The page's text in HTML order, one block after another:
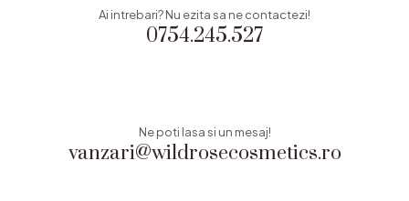
0754.245.527
Ai intrebari? Nu ezita sa ne contactezi!
vanzari@wildrosecosmetics.ro
Ne poti lasa si un mesaj!